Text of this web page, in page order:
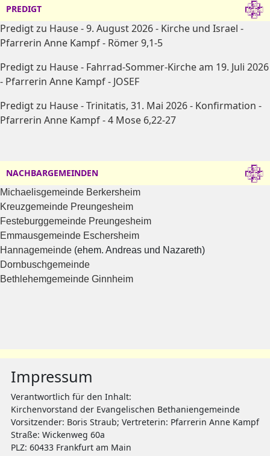
PREDIGT
Predigt zu Hause - 9. August 2026 - Kirche und Israel -
Pfarrerin Anne Kampf - Römer 9,1-5
Predigt zu Hause - Fahrrad-Sommer-Kirche am 19. Juli 2026
- Pfarrerin Anne Kampf - JOSEF
Predigt zu Hause - Trinitatis, 31. Mai 2026 - Konfirmation -
Pfarrerin Anne Kampf - 4 Mose 6,22-27
NACHBARGEMEINDEN
Michaelisgemeinde Berkersheim
Kreuzgemeinde Preungesheim
Festeburggemeinde Preungesheim
Emmausgemeinde Eschersheim
Hannagemeinde (ehem. Andreas und Nazareth)
Dornbuschgemeinde
Bethlehemgemeinde Ginnheim
Impressum
Verantwortlich für den Inhalt:
Kirchenvorstand der Evangelischen Bethaniengemeinde
Vorsitzender: Boris Straub; Vertreterin: Pfarrerin Anne Kampf
Straße: Wickenweg 60a
PLZ: 60433 Frankfurt am Main